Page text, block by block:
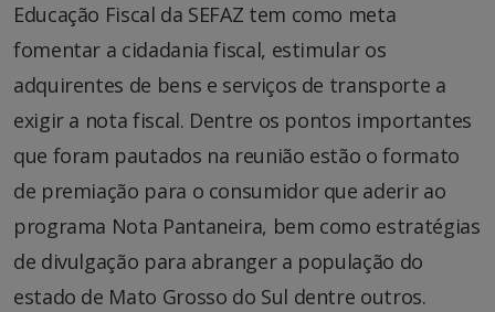
Educação Fiscal da SEFAZ tem como meta
fomentar a cidadania fiscal, estimular os
adquirentes de bens e serviços de transporte a
exigir a nota fiscal. Dentre os pontos importantes
que foram pautados na reunião estão o formato
de premiação para o consumidor que aderir ao
programa Nota Pantaneira, bem como estratégias
de divulgação para abranger a população do
estado de Mato Grosso do Sul dentre outros.